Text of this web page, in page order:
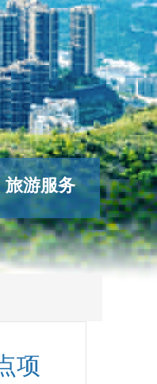
旅游服务
项